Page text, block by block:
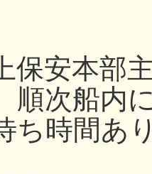
保安本部
順次船内
ち時間あ